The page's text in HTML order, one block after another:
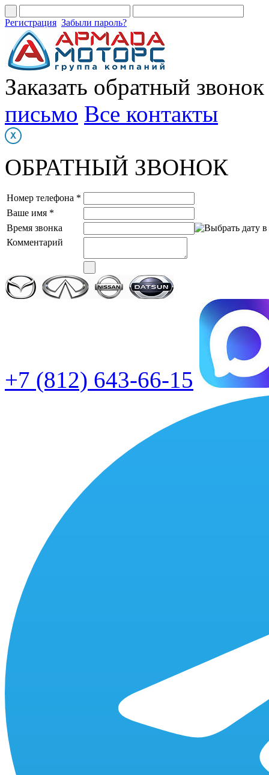
Регистрация Забыли пароль?
Заказать обратный звонок
письмо Все контакты
ОБРАТНЫЙ ЗВОНОК
Номер телефона *
Ваше имя *
Время звонка
Комментарий
+7 (812) 643-66-15